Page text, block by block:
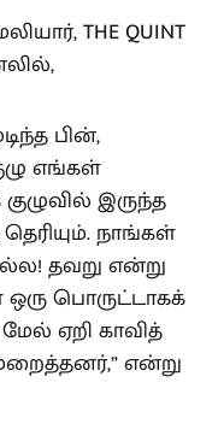
THE QUINT
பின்,
எங்கள்
இருந்த
நாங்கள்
தவறு என்று
பொருட்டாகக்
ஏறி காவித்
என்று